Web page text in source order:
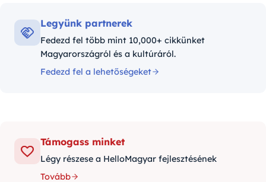
Legyünk partnerek
Fedezd fel több mint 10,000+ cikkünket
Magyarországról és a kultúráról.
Fedezd fel a lehetőségeket
Támogass minket
Légy részese a HelloMagyar fejlesztésének
Tovább